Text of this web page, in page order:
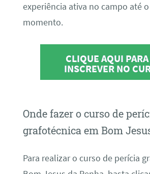
experiência ativa no campo até
momento.
CLIQUE AQUI PARA
INSCREVER NO
Onde fazer o curso de
grafotécnica em Bom
Para realizar o curso de perícia